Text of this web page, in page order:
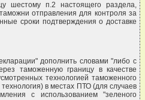
шестому п.2 настоящего раздела,
отправления для контроля за
сроки подтверждения о доставке
дополнить словами "либо с
таможенную границу в качестве
технологией таможенного
в местах ПТО (для случаев
с использованием "зеленого